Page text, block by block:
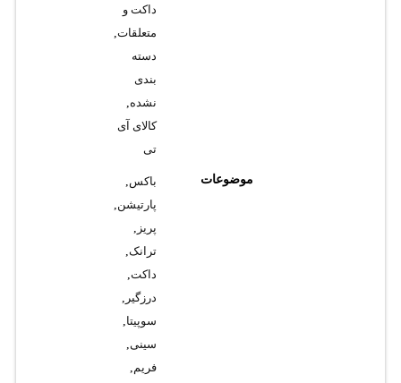
داکت و
متعلقات,
دسته
بندی
نشده,
کالای آی
تی
موضوعات باکس,
پارتیشن,
پریز ,
ترانک,
داکت,
درزگیر ,
سوپیتا,
سینی,
فریم,